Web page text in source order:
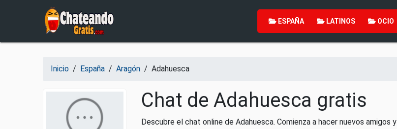
Salir del contenido
ESPAÑA LATINOS OCIO
Inicio / España / Aragón / Adahuesca
Chat de Adahuesca gratis
Descubre el chat online de Adahuesca. Comienza a hacer nuevos amigos y